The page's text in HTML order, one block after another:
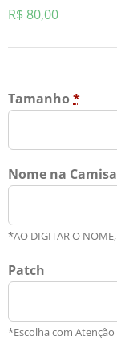
R$ 80,00
Tamanho *
Nome na Camisa
*AO DIGITAR O NOME,
Patch
*Escolha com Atenção